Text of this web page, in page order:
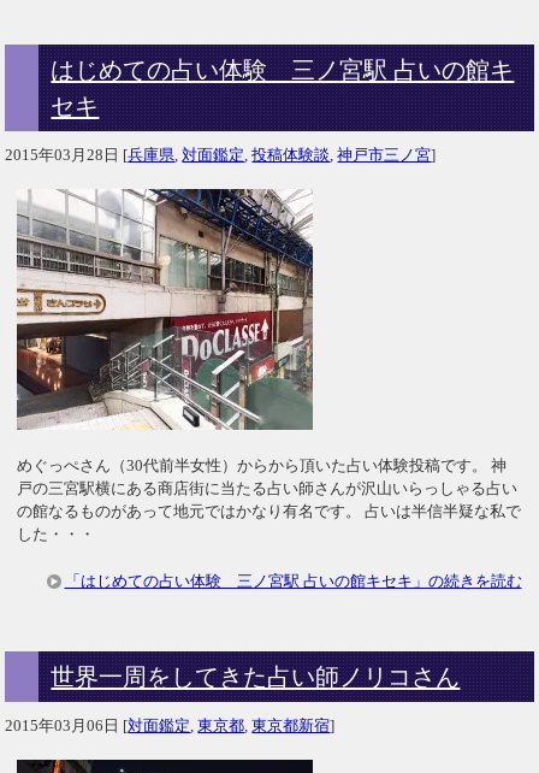
はじめての占い体験 三ノ宮駅 占いの館キ
セキ
2015年03月28日 [兵庫県 ,対面鑑定 ,投稿体験談 ,神戸市三ノ宮]
めぐっぺさん（30代前半女性）からから頂いた占い体験投稿です。 神
戸の三宮駅横にある商店街に当たる占い師さんが沢山いらっしゃる占い
の館なるものがあって地元ではかなり有名です。 占いは半信半疑な私で
した・・・
「はじめての占い体験 三ノ宮駅 占いの館キセキ」の続きを読む
世界一周をしてきた占い師ノリコさん
2015年03月06日 [対面鑑定 ,東京都 ,東京都新宿]